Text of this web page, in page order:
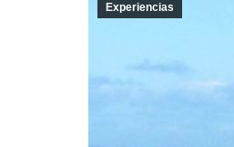
Experiencias